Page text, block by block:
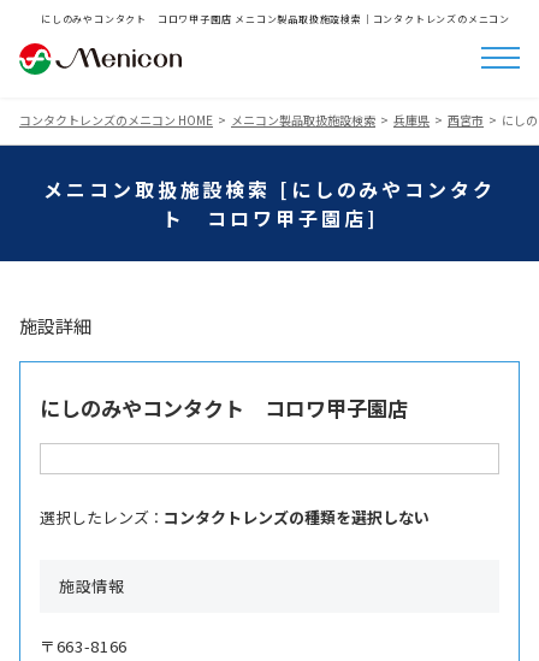
にしのみやコンタクト コロワ甲子園店 メニコン製品取扱施設検索│コンタクトレンズのメニコン
コンタクトレンズのメニコン HOME メニコン製品取扱施設検索 兵庫県 西宮市 にし
メニコン取扱施設検索 [にしのみやコンタク
ト コロワ甲子園店]
施設詳細
にしのみやコンタクト コロワ甲子園店
選択したレンズ ： コンタクトレンズの種類を選択しない
施設情報
〒663-8166